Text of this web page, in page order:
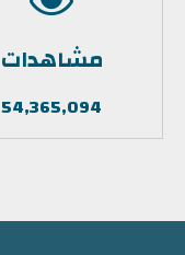
مشاهدات
54,365,094